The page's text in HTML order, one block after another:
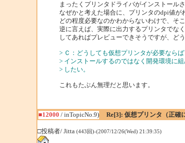
まったくプリンタドライバがインストール
なぜかと考えた場合に、プリンタのdpi値
どの程度必要なのかわからないわけで、そ
逆に言えば、実際に出力するプリンタでな
してあればプレビューできそうですが、ど
> Ｃ：どうしても仮想プリンタが必要なら
> インストールするのではなく開発環境に
> したい。
これもたぶん無理だと思います。
■12000 / inTopicNo.9)
Re[3]: 仮想プリンタ（正確
□投稿者/ Jitta (443回)-(2007/12/26(Wed) 21:39:35)